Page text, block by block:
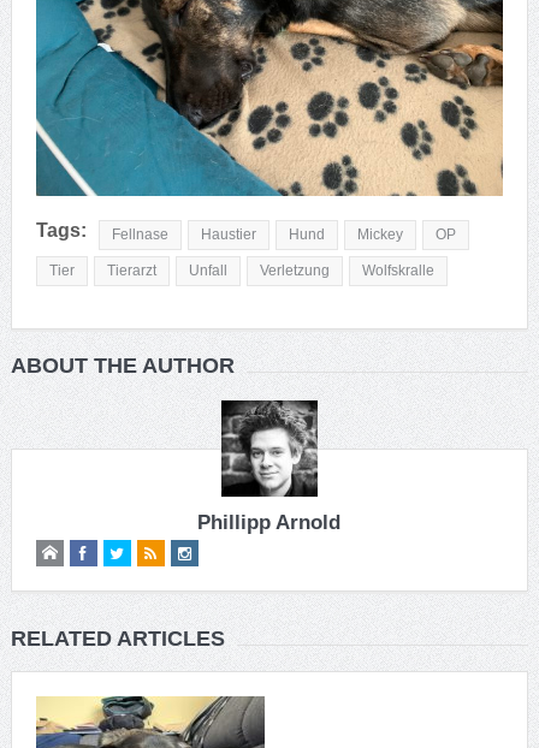
Tags: Fellnase Haustier Hund Mickey OP
Tier Tierarzt Unfall Verletzung Wolfskralle
ABOUT THE AUTHOR
Phillipp Arnold
RELATED ARTICLES